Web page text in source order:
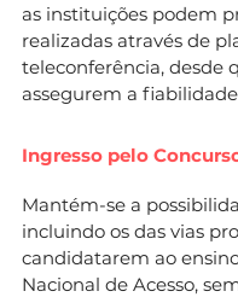
as instituições podem
realizadas através de
teleconferência, desde
assegurem a
Ingresso pelo
Mantém-se a
incluindo os das vias
candidatarem ao
Nacional de Acesso,